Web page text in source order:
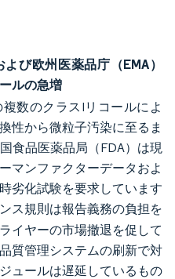
び欧州医薬品庁（EMA）
ルの急増
数のクラスIリコールによ
性から微粒子汚染に至るま
食品医薬品局（FDA）は現
マンファクターデータおよ
劣化試験を要求しています
ス規則は報告義務の負担を
イヤーの市場撤退を促して
質管理システムの刷新で対
ュールは遅延しているもの